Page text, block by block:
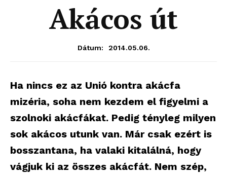
Akácos út
Dátum: 2014.05.06.
Ha nincs ez az Unió kontra akácfa
mizéria, soha nem kezdem el figyelmi a
szolnoki akácfákat. Pedig tényleg milyen
sok akácos utunk van. Már csak ezért is
bosszantana, ha valaki kitalálná, hogy
vágjuk ki az összes akácfát. Nem szép,